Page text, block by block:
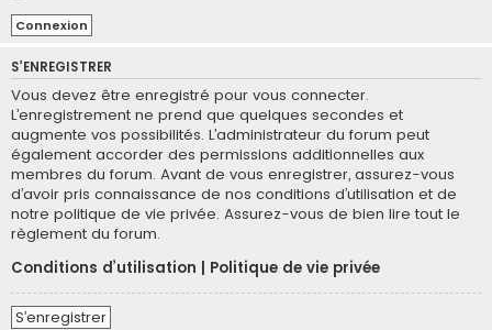
S’ENREGISTRER
Vous devez être enregistré pour vous connecter.
L’enregistrement ne prend que quelques secondes et
augmente vos possibilités. L’administrateur du forum peut
également accorder des permissions additionnelles aux
membres du forum. Avant de vous enregistrer, assurez-vous
d’avoir pris connaissance de nos conditions d’utilisation et de
notre politique de vie privée. Assurez-vous de bien lire tout le
règlement du forum.
Conditions d’utilisation | Politique de vie privée
S’enregistrer